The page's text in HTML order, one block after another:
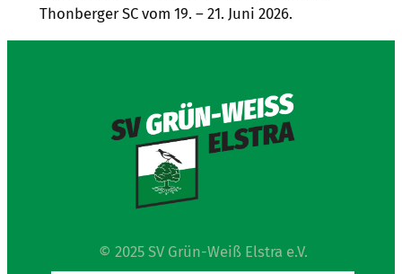
Thonberger SC vom 19. – 21. Juni 2026.
© 2025 SV Grün-Weiß Elstra e.V.